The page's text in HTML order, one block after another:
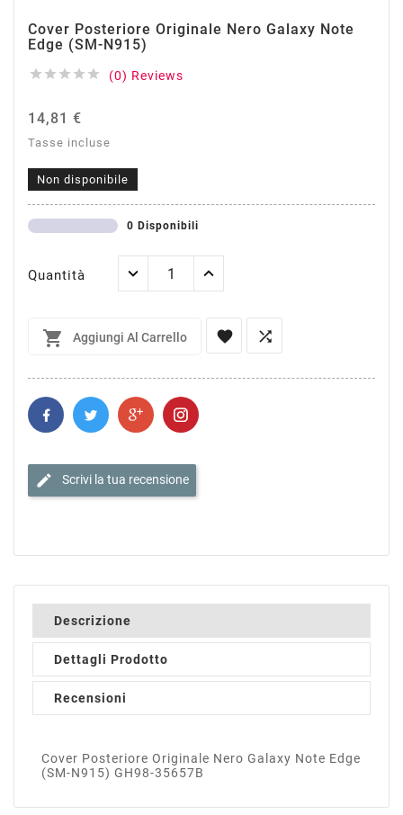
Cover Posteriore Originale Nero Galaxy Note
Edge (SM-N915)
     (0) Reviews
14,81 €
Tasse incluse
Non disponibile
0 Disponibili
Quantità
 Aggiungi Al Carrello  
edit Scrivi la tua recensione
Descrizione
Dettagli Prodotto
Recensioni
Cover Posteriore Originale Nero Galaxy Note Edge
(SM-N915) GH98-35657B